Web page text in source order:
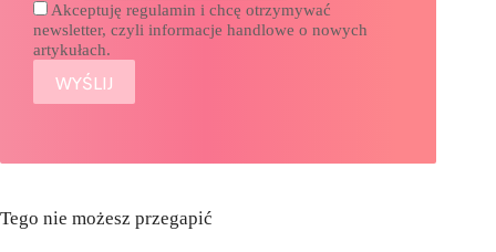
Akceptuję regulamin i chcę otrzymywać
newsletter, czyli informacje handlowe o nowych
artykułach.
Tego nie możesz przegapić